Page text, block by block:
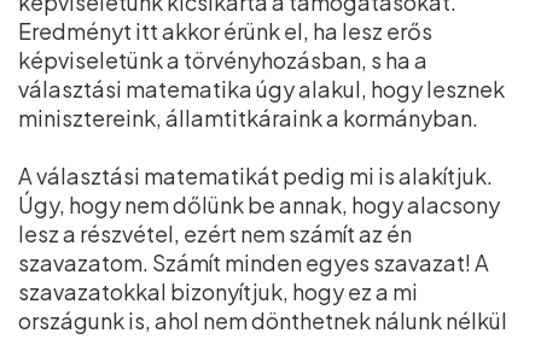
Eredményt itt akkor érünk el, ha lesz erős
képviseletünk a törvényhozásban, s ha a
választási matematika úgy alakul, hogy lesznek
minisztereink, államtitkáraink a kormányban.
A választási matematikát pedig mi is alakítjuk.
Úgy, hogy nem dőlünk be annak, hogy alacsony
lesz a részvétel, ezért nem számít az én
szavazatom. Számít minden egyes szavazat! A
szavazatokkal bizonyítjuk, hogy ez a mi
országunk is, ahol nem dönthetnek nálunk nélkül